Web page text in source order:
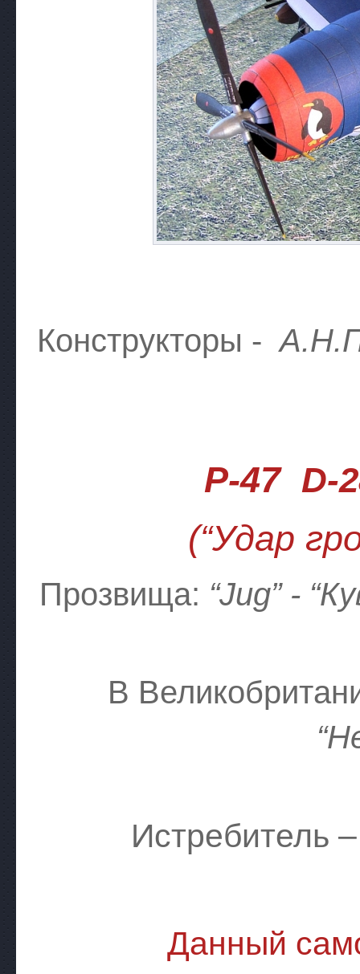
Конструкторы -
P-47 D-
(“Удар
Прозвища: “Jug” -
В
Истребитель
Данный